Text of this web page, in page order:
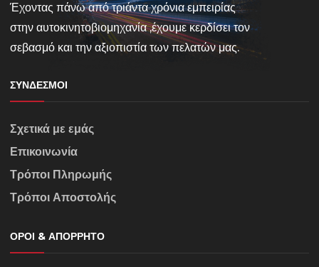
Έχοντας πάνω από τριάντα χρόνια εμπειρίας
στην αυτοκινητοβιομηχανία ,έχουμε κερδίσει τον
σεβασμό και την αξιοπιστία των πελατών μας.
ΣΎΝΔΕΣΜΟΙ
Σχετικά με εμάς
Επικοινωνία
Τρόποι Πληρωμής
Τρόποι Αποστολής
ΌΡΟΙ & ΑΠΌΡΡΗΤΟ